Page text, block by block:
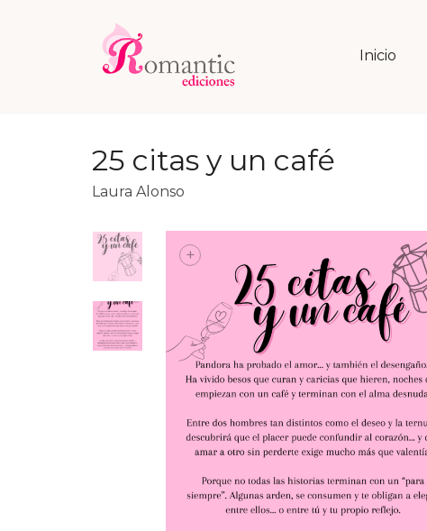
Inicio
25 citas y un café
Laura Alonso
+